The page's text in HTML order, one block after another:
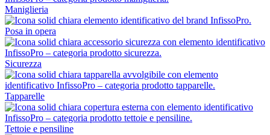
Maniglieria
Posa in opera
Sicurezza
Tapparelle
Tettoie e pensiline